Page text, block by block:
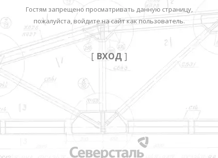
Гостям запрещено просматривать данную страницу,
пожалуйста, войдите на сайт как пользователь.
[ ВХОД ]